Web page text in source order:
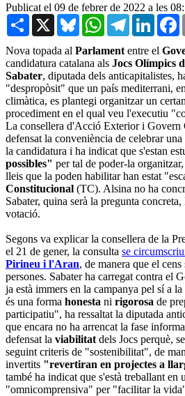
Publicat el 09 de febrer de 2022 a les
Share X BlueskyWhatsAppTelegram
Nova topada al Parlament entre el
candidatura catalana als Jocs Olímpics
Sabater, diputada dels anticapitalistes,
"despropòsit" que un país mediterrani,
climàtica, es plantegi organitzar un
procediment en el qual veu l'executiu
La consellera d'Acció Exterior i Govern
defensat la conveniència de celebrar
la candidatura i ha indicat que s'estan
possibles" per tal de poder-la
lleis que la poden habilitar han estat
Constitucional (TC). Alsina no ha
Sabater, quina serà la pregunta
votació.
Segons va explicar la consellera de la
el 21 de gener, la consulta se
Pirineu i l'Aran, de manera que el
persones. Sabater ha carregat contra el
ja està immers en la campanya pel sí a
és una forma honesta ni rigorosa de
participatiu", ha ressaltat la diputada
que encara no ha arrencat la fase
defensat la viabilitat dels Jocs perquè,
seguint criteris de "sostenibilitat", de
invertits "revertiran en projectes a
també ha indicat que s'està treballant en
"omnicomprensiva" per "facilitar la